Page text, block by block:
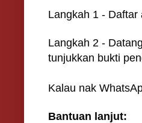
Langkah 1 -
Langkah 2 -
tunjukkan bukti
Kalau nak
Bantuan lanjut: